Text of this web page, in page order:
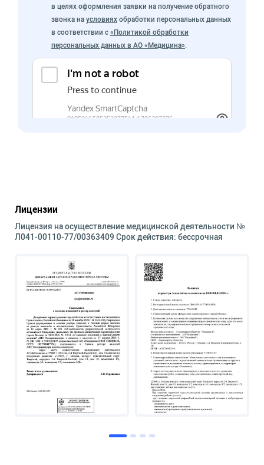
в целях оформления заявки на получение обратного
звонка на условиях обработки персональных данных
в соответствии с «Политикой обработки
персональных данных в АО «Медицина».
Лицензии
Лицензия на осуществление медицинской деятельности №
Л041-00110-77/00363409 Срок действия: бессрочная